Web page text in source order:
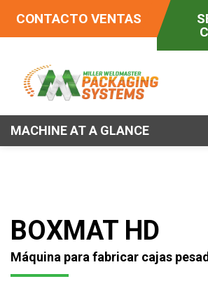
CONTACTO VENTAS
MACHINE AT A GLANCE
BOXMAT HD
Máquina para fabricar cajas